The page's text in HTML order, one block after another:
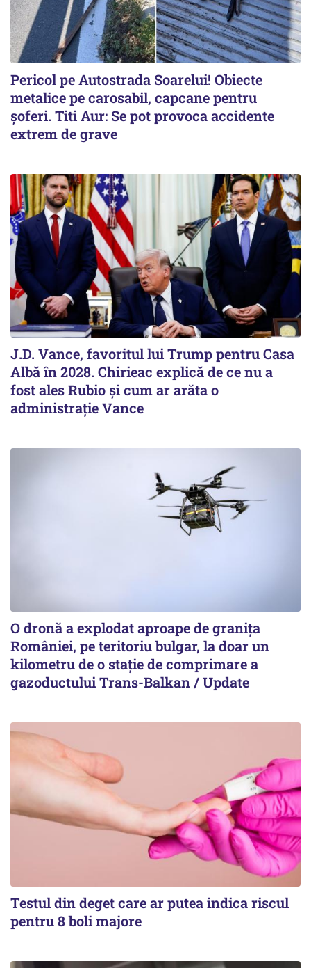
Pericol pe Autostrada Soarelui! Obiecte
metalice pe carosabil, capcane pentru
șoferi. Titi Aur: Se pot provoca accidente
extrem de grave
J.D. Vance, favoritul lui Trump pentru Casa
Albă în 2028. Chirieac explică de ce nu a
fost ales Rubio și cum ar arăta o
administrație Vance
O dronă a explodat aproape de granița
României, pe teritoriu bulgar, la doar un
kilometru de o stație de comprimare a
gazoductului Trans-Balkan / Update
Testul din deget care ar putea indica riscul
pentru 8 boli majore